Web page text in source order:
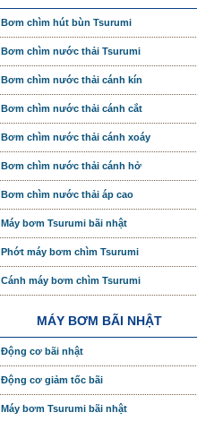
Bơm chìm hút bùn Tsurumi
Bơm chìm nước thải Tsurumi
Bơm chìm nước thải cánh kín
Bơm chìm nước thải cánh cắt
Bơm chìm nước thải cánh xoáy
Bơm chìm nước thải cánh hở
Bơm chìm nước thải áp cao
Máy bơm Tsurumi bãi nhật
Phớt máy bơm chìm Tsurumi
Cánh máy bơm chìm Tsurumi
MÁY BƠM BÃI NHẬT
Động cơ bãi nhật
Động cơ giảm tốc bãi
Máy bơm Tsurumi bãi nhật